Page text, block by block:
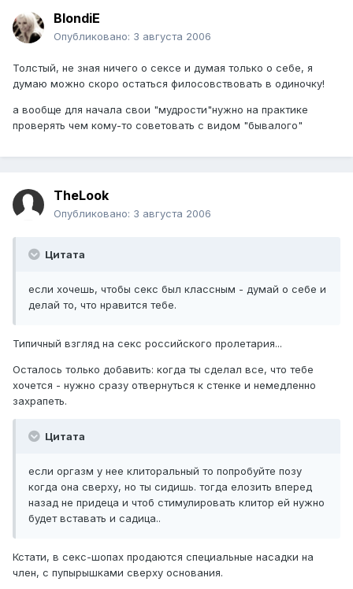
BlondiE
Опубликовано: 3 августа 2006
Толстый, не зная ничего о сексе и думая только о себе, я
думаю можно скоро остаться филосовствовать в одиночку!
а вообще для начала свои "мудрости"нужно на практике
проверять чем кому-то советовать с видом "бывалого"
TheLook
Опубликовано: 3 августа 2006
Цитата
если хочешь, чтобы секс был классным - думай о себе и
делай то, что нравится тебе.
Типичный взгляд на секс российского пролетария...
Осталось только добавить: когда ты сделал все, что тебе
хочется - нужно сразу отвернуться к стенке и немедленно
захрапеть.
Цитата
если оргазм у нее клиторальный то попробуйте позу
когда она сверху, но ты сидишь. тогда елозить вперед
назад не придеца и чтоб стимулировать клитор ей нужно
будет вставать и садица..
Кстати, в секс-шопах продаются специальные насадки на
член, с пупырышками сверху основания.